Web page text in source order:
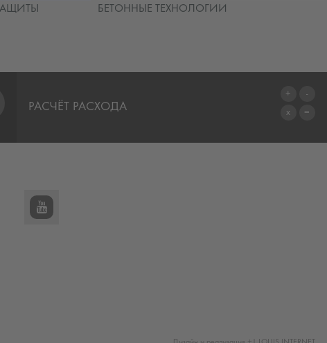
БЕТОННЫЕ ТЕХНОЛОГИИ
РАСЧЁТ РАСХОДА